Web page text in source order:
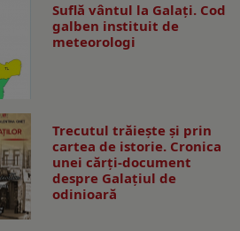
Suflă vântul la Galaţi. Cod
galben instituit de
meteorologi
Trecutul trăiește și prin
cartea de istorie. Cronica
unei cărți-document
despre Galațiul de
odinioară